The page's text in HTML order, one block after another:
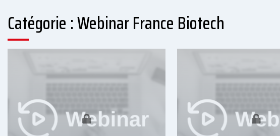
Catégorie : Webinar France Biotech